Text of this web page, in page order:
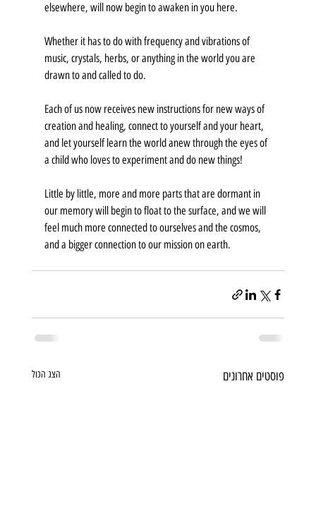
elsewhere, will now begin to awaken in you here.
Whether it has to do with frequency and vibrations of
music, crystals, herbs, or anything in the world you are
drawn to and called to do.
Each of us now receives new instructions for new ways of
creation and healing, connect to yourself and your heart,
and let yourself learn the world anew through the eyes of
a child who loves to experiment and do new things!
Little by little, more and more parts that are dormant in
our memory will begin to float to the surface, and we will
feel much more connected to ourselves and the cosmos,
and a bigger connection to our mission on earth.
פוסטים אחרונים הצג הכול